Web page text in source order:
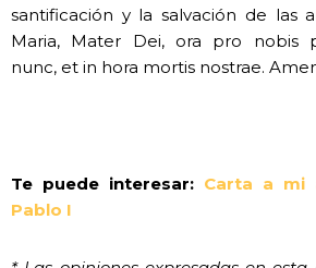
santificación y la salvación de las
Maria, Mater Dei, ora pro nobis
nunc, et in hora mortis nostrae.
Te puede interesar: Carta a mi
Pablo I